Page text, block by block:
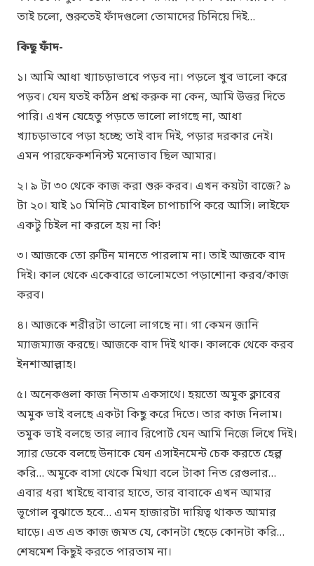
তাই চলো, শুরুতেই ফাঁদগুলো তোমাদের চিনিয়ে দিই…
কিছু ফাঁদ-
১। আমি আধা খ্যাচড়াভাবে পড়ব না। পড়লে খুব ভালো করে
পড়ব। যেন যতই কঠিন প্রশ্ন করুক না কেন, আমি উত্তর দিতে
পারি। এখন যেহেতু পড়তে ভালো লাগছে না, আধা
খ্যাচড়াভাবে পড়া হচ্ছে; তাই বাদ দিই, পড়ার দরকার নেই।
এমন পারফেকশনিস্ট মনোভাব ছিল আমার।
২। ৯ টা ৩০ থেকে কাজ করা শুরু করব। এখন কয়টা বাজে? ৯
টা ২০। যাই ১০ মিনিট মোবাইল চাপাচাপি করে আসি। লাইফে
একটু চিইল না করলে হয় না কি!
৩। আজকে তো রুটিন মানতে পারলাম না। তাই আজকে বাদ
দিই। কাল থেকে একেবারে ভালোমতো পড়াশোনা করব/কাজ
করব।
৪। আজকে শরীরটা ভালো লাগছে না। গা কেমন জানি
ম্যাজম্যাজ করছে। আজকে বাদ দিই থাক। কালকে থেকে করব
ইনশাআল্লাহ।
৫। অনেকগুলা কাজ নিতাম একসাথে। হয়তো অমুক ক্লাবের
অমুক ভাই বলছে একটা কিছু করে দিতে। তার কাজ নিলাম।
তমুক ভাই বলছে তার ল্যাব রিপোর্ট যেন আমি নিজে লিখে দিই।
স্যার ডেকে বলছে উনাকে যেন এসাইনমেন্ট চেক করতে হেল্প
করি… অমুকে বাসা থেকে মিথ্যা বলে টাকা নিত রেগুলার…
এবার ধরা খাইছে বাবার হাতে, তার বাবাকে এখন আমার
ভূগোল বুঝাতে হবে… এমন হাজারটা দায়িত্ব থাকত আমার
ঘাড়ে। এত এত কাজ জমত যে, কোনটা ছেড়ে কোনটা করি…
শেষমেশ কিছুই করতে পারতাম না।